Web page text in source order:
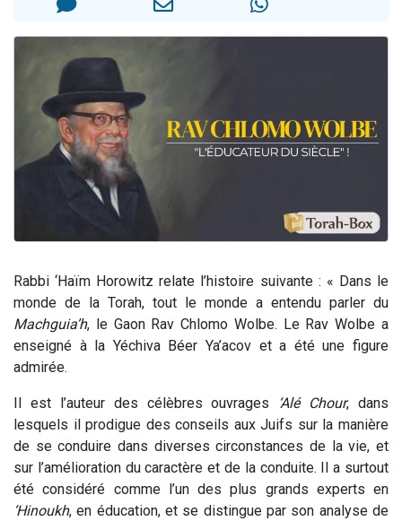
12 nouvelles musiques dans Torah-Box Music
29 personnes viennent de demander une bénédiction
Rabbi ‘Haïm Horowitz relate l’histoire suivante : « Dans le
monde de la Torah, tout le monde a entendu parler du
Machguia’h, le Gaon Rav Chlomo Wolbe. Le Rav Wolbe a
enseigné à la Yéchiva Béer Ya’acov et a été une figure
admirée.
Il est l’auteur des célèbres ouvrages ‘Alé Chour, dans
lesquels il prodigue des conseils aux Juifs sur la manière
de se conduire dans diverses circonstances de la vie, et
sur l’amélioration du caractère et de la conduite. Il a surtout
été considéré comme l’un des plus grands experts en
‘Hinoukh, en éducation, et se distingue par son analyse de